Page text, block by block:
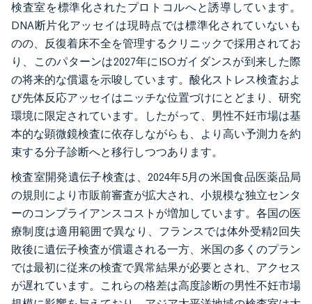
検査室を標準化されたプロトコルへと誘導しています。
DNA断片化アッセイは現時点では標準化されていないも
のの、反復着床不全を管理するクリニックで採用されてお
り、このパターンは2027年にISOガイダンスが到来した際
の将来的な償還を示唆しています。酸化ストレス検査およ
び先体反応アッセイはニッチな位置づけにとどまり、研究
環境に限定されています。したがって、男性不妊市場は基
本的な顕微鏡検査に依存しながらも、より高い予測力を約
束する分子診断へと移行しつつあります。
検査室開発遺伝子検査は、2024年5月の米国食品医薬品局
の規則により市販前審査が拡大され、小規模な独立センタ
ーのコンプライアンスコストが増加しています。各国の医
療制度は適用範囲で異なり、フランスでは体外受精2回失
敗後に遺伝子検査が償還される一方、米国の多くのプラン
では最初に従来の検査で異常結果が必要とされ、アクセス
が遅れています。これらの格差は高度診断の男性不妊市場